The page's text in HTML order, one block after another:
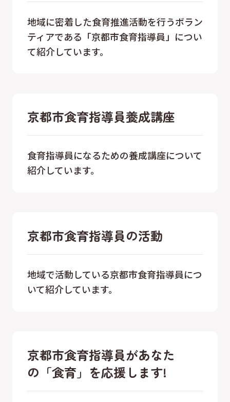
地域に密着した食育推進活動を行うボラン
ティアである「京都市食育指導員」につい
て紹介しています。
京都市食育指導員養成講座
食育指導員になるための養成講座について
紹介しています。
京都市食育指導員の活動
地域で活動している京都市食育指導員につ
いて紹介しています。
京都市食育指導員があなた
の「食育」を応援します!